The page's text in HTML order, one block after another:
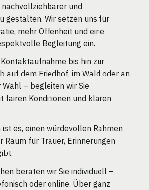
nachvollziehbarer und
gestalten. Wir setzen uns für
mehr Offenheit und eine
Begleitung ein.
bis hin zur
auf dem Friedhof, im Wald oder an
– begleiten wir Sie
fairen Konditionen und klaren
ist es, einen würdevollen Rahmen
Raum für Trauer, Erinnerungen
beraten wir Sie individuell –
oder online. Über ganz